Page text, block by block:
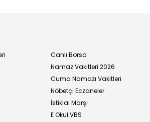
Canlı Borsa
Namaz Vakitleri 2026
Cuma Namazı Vakitleri
Nöbetçi Eczaneler
İstiklal Marşı
E Okul VBS